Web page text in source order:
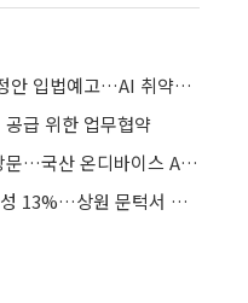
과기정통부, AI기본법 시행령 개정안 입법예고…AI 취약계층 확대
급 위한 업무협약
과기정통부, 포스코 DX·딥엑스 방문…국산 온디바이스 AI반도체 활용 현장 점검
美 클래리티 법안 연내 통과 가능성 13%…상원 문턱서 제동